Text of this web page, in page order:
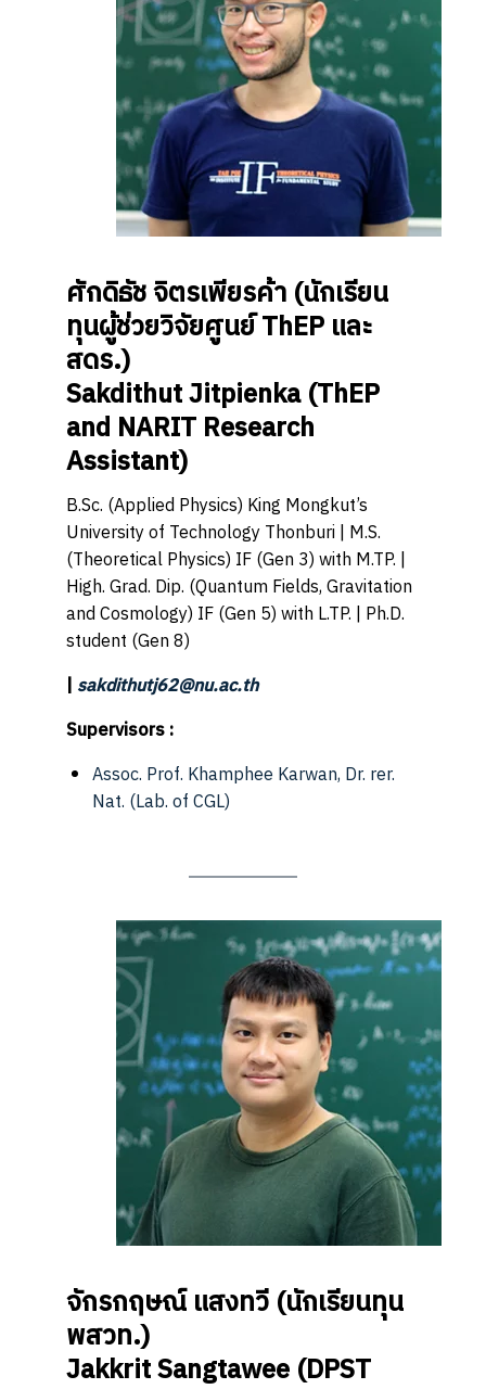
ศักดิธัช จิตรเพียรค้า (นักเรียน
ทุนผู้ช่วยวิจัยศูนย์ ThEP และ
สดร.)
Sakdithut Jitpienka(ThEP
and NARIT Research
Assistant)
B.Sc. (Applied Physics) King Mongkut’s
University of Technology Thonburi | M.S.
(Theoretical Physics) IF (Gen 3) with M.TP. |
High. Grad. Dip. (Quantum Fields, Gravitation
and Cosmology) IF (Gen 5) with L.TP. | Ph.D.
student (Gen 8)
| sakdithutj62@nu.ac.th
Supervisors :
Assoc. Prof. Khamphee Karwan, Dr. rer.
Nat. (Lab. of CGL)
จักรกฤษณ์ แสงทวี (นักเรียนทุน
พสวท.)
Jakkrit Sangtawee (DPST